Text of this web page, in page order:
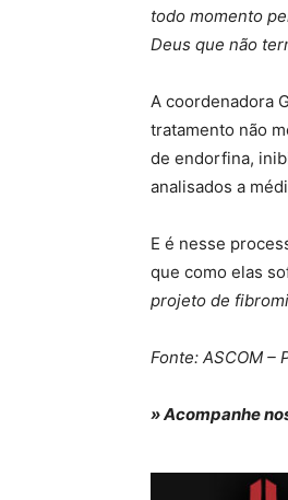
todo momento
Deus que não
A coordenadora
tratamento não
de endorfina,
analisados a
E é nesse
que como elas
projeto de
Fonte: ASCOM –
» Acompanhe